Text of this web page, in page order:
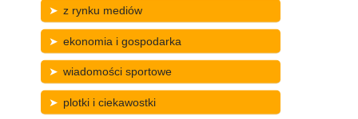
z rynku mediów
ekonomia i gospodarka
wiadomości sportowe
plotki i ciekawostki